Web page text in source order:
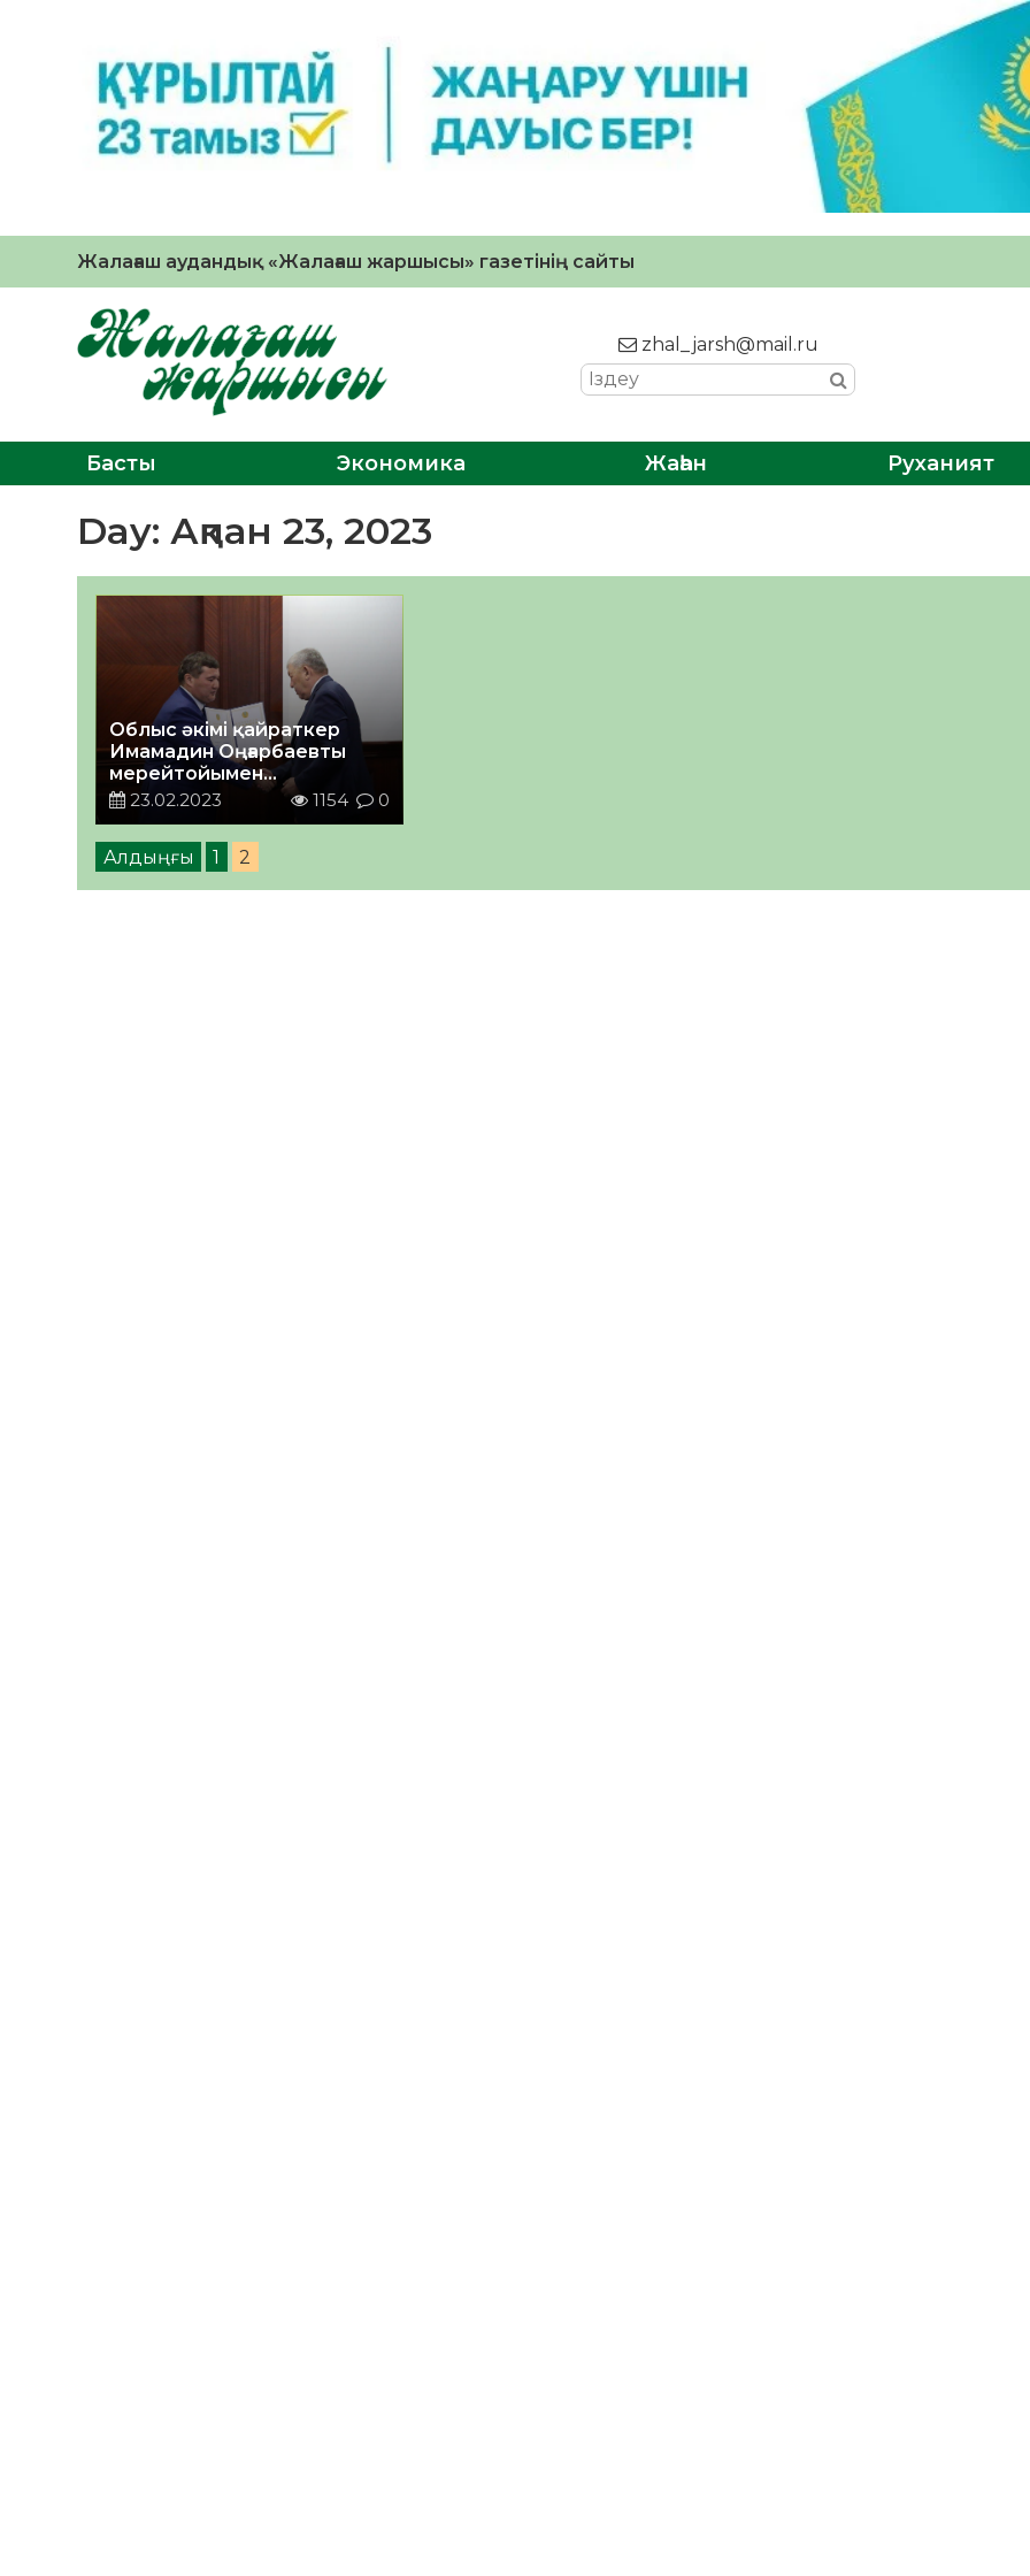
Жалағаш аудандық «Жалағаш жаршысы» газетінің сайты
zhal_jarsh@mail.ru
Басты Экономика Жаһан Руханият
Day:Ақпан 23, 2023
Облыс әкімі қайраткер
Имамадин Оңғарбаевты
мерейтойымен
құттықтады
23.02.2023 1154 0
Алдыңғы 1 2